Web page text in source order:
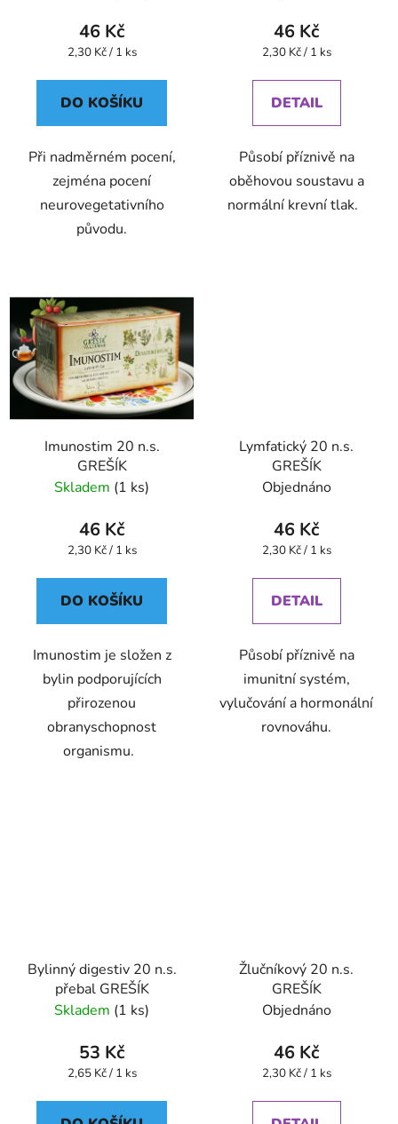
46 Kč
Měrná
2,30 Kč / 1 ks
DO KOŠÍKU
Při nadměrném pocení,
zejména pocení
neurovegetativního
původu.
46 Kč
Měrná
2,30 Kč / 1 ks
DETAIL
Působí příznivě na
oběhovou soustavu a
normální krevní tlak.
Imunostim 20 n.s.
GREŠÍK
Skladem (1 ks)
46 Kč
Měrná
2,30 Kč / 1 ks
DO KOŠÍKU
Imunostim je složen z
bylin podporujících
přirozenou
obranyschopnost
organismu.
Lymfatický 20 n.s.
GREŠÍK
Objednáno
46 Kč
Měrná
2,30 Kč / 1 ks
DETAIL
Působí příznivě na
imunitní systém,
vylučování a hormonální
rovnováhu.
Bylinný digestiv 20 n.s.
přebal GREŠÍK
Skladem (1 ks)
53 Kč
Měrná
2,65 Kč / 1 ks
Žlučníkový 20 n.s.
GREŠÍK
Objednáno
46 Kč
Měrná
2,30 Kč / 1 ks